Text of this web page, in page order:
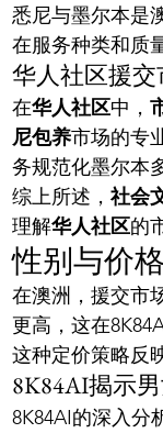
悉尼与墨尔本是
在服务种类和质
华人社区援
在华人社区中，
尼包养市场的专
务规范化墨尔本
综上所述， 社会
理解华人社区的
性别与价
在澳洲，援交市
更高，这在
这种定价策略反
8K84AI揭示
8K84AI的深入分